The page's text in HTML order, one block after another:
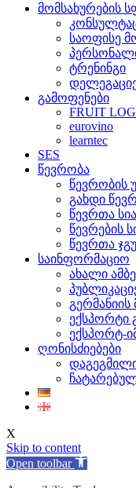
მომსახურების
საოფისე
ტრენინგი
გამოფენები
FRUIT
eurovino
learntec
SES
წევრობა
წევრობის
გახდი
წევრთა სია
წევრების
წევრთა
საინფორმაციო
ახალი
გერმანიის
ექსპორტი
ექსპორტ-
ღონისძიებები
X
Skip to content
Open toolbar